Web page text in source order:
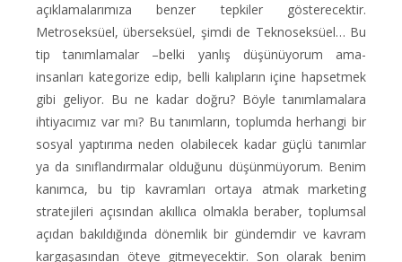
açıklamalarımıza benzer tepkiler gösterecektir.
Metroseksüel, überseksüel, şimdi de Teknoseksüel… Bu
tip tanımlamalar –belki yanlış düşünüyorum ama-
insanları kategorize edip, belli kalıpların içine hapsetmek
gibi geliyor. Bu ne kadar doğru? Böyle tanımlamalara
ihtiyacımız var mı? Bu tanımların, toplumda herhangi bir
sosyal yaptırıma neden olabilecek kadar güçlü tanımlar
ya da sınıflandırmalar olduğunu düşünmüyorum. Benim
kanımca, bu tip kavramları ortaya atmak marketing
stratejileri açısından akıllıca olmakla beraber, toplumsal
açıdan bakıldığında dönemlik bir gündemdir ve kavram
kargaşasından öteye gitmeyecektir. Son olarak benim